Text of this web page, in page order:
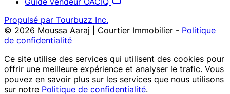
Propulsé par Tourbuzz Inc.
© 2026 Moussa Aaraj | Courtier Immobilier - Politique
de confidentialité
Ce site utilise des services qui utilisent des cookies pour
offrir une meilleure expérience et analyser le trafic. Vous
pouvez en savoir plus sur les services que nous utilisons
sur notre Politique de confidentialité.